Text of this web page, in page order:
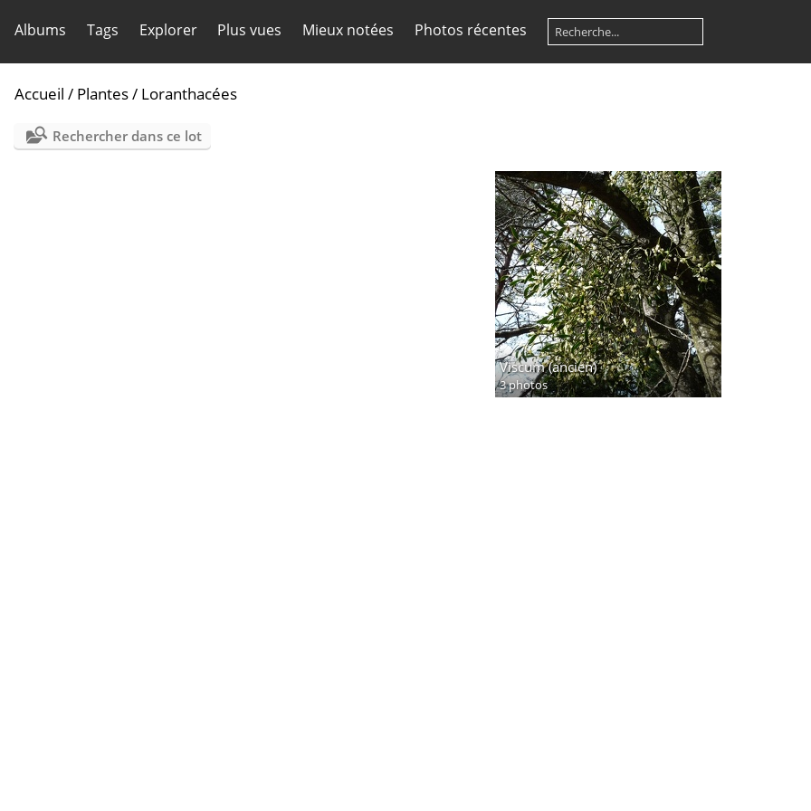
Albums Tags Explorer Plus vues Mieux notées Photos récentes
Accueil / Plantes/ Loranthacées
Rechercher dans ce lot
Viscum (ancien)
3 photos